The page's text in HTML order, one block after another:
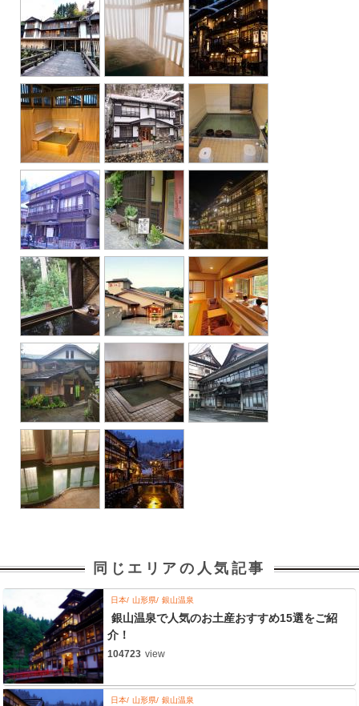
同じエリアの人気記事
日本 山形県 銀山温泉
銀山温泉で人気のお土産おすすめ15選をご紹
介！
104723 view
日本 山形県 銀山温泉